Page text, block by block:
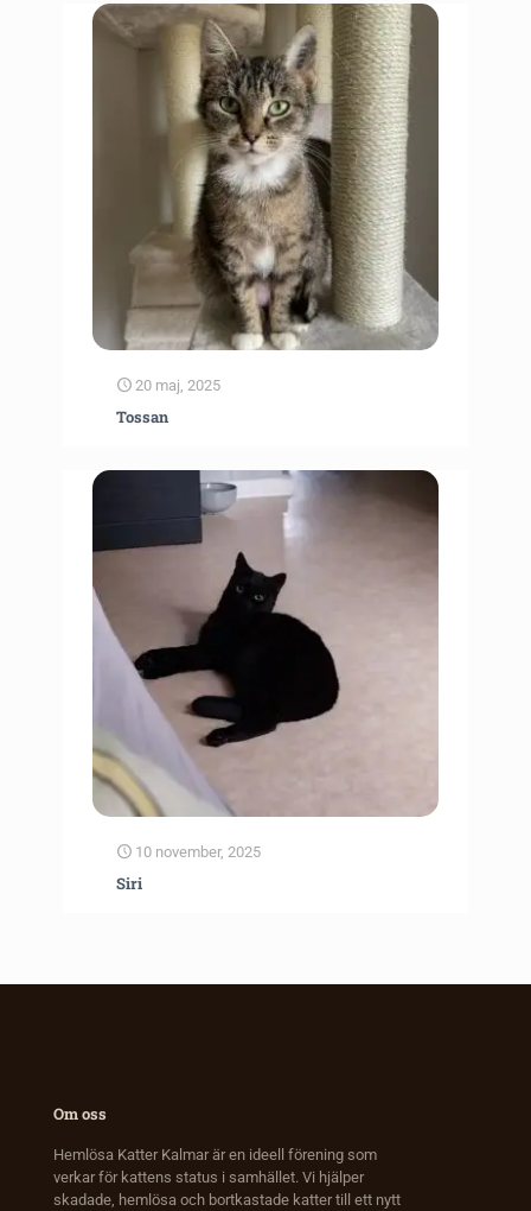
20 maj, 2025
Tossan
10 november, 2025
Siri
Om oss
Hemlösa Katter Kalmar är en ideell förening som
verkar för kattens status i samhället. Vi hjälper
skadade, hemlösa och bortkastade katter till ett nytt